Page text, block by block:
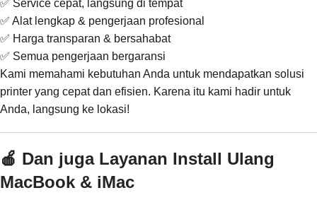
✅ Service cepat, langsung di tempat
✅ Alat lengkap & pengerjaan profesional
✅ Harga transparan & bersahabat
✅ Semua pengerjaan bergaransi
Kami memahami kebutuhan Anda untuk mendapatkan solusi
printer yang cepat dan efisien. Karena itu kami hadir untuk
Anda, langsung ke lokasi!
🍎 Dan juga Layanan Install Ulang
MacBook & iMac